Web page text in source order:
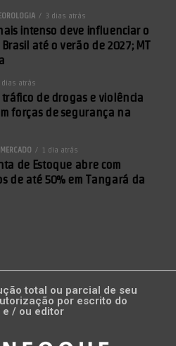
3 dias atrás
intenso deve influenciar o
até o verão de 2027; MT
dias atrás
tráfico de drogas e violência
forças de segurança na
1 dia atrás
de Estoque abre com
de até 50% em Tangará da
total ou parcial de seu
por escrito do
e / ou editor